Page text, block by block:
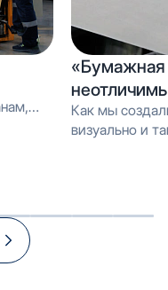
«Бумажная
Как мы
визуально и тактильно неотличимое от